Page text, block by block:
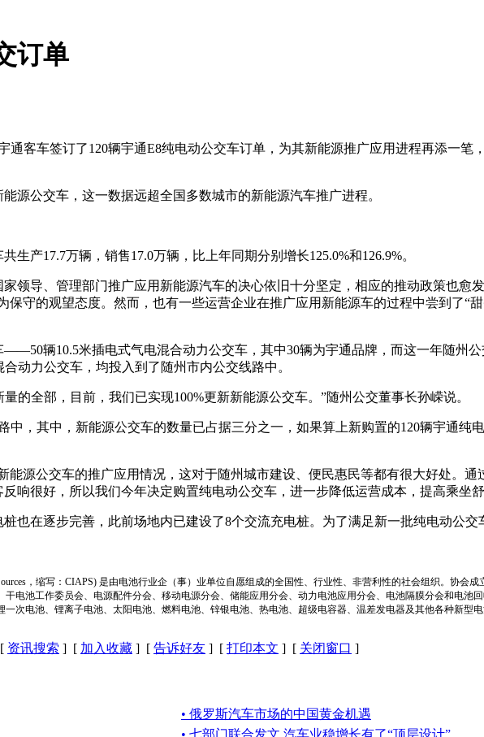
订单
客车签订了120辆宇通E8纯电动公交车订单，为其新能源推广应用进程再添一笔
源公交车，这一数据远超全国多数城市的新能源汽车推广进程。
产17.7万辆，销售17.0万辆，比上年同期分别增长125.0%和126.9%。
领导、管理部门推广应用新能源汽车的决心依旧十分坚定，相应的推动政策也愈
守的观望态度。然而，也有一些运营企业在推广应用新能源车的过程中尝到了“
辆10.5米插电式气电混合动力公交车，其中30辆为宇通品牌，而这一年随州
动力公交车，均投入到了随州市内公交线路中。
的全部，目前，我们已实现100%更新新能源公交车。”随州公交董事长孙嵘说。
中，其中，新能源公交车的数量已占据三分之一，如果算上新购置的120辆宇通纯
源公交车的推广应用情况，这对于随州城市建设、便民惠民等都有很大好处。
响很好，所以我们今年决定购置纯电动公交车，进一步降低运营成本，提高乘坐
也在逐步完善，此前场地内已建设了8个交流充电桩。为了满足新一批纯电动公
，缩写：CIAPS) 是由电池行业企（事）业单位自愿组成的全国性、行业性、非营利性的社会组织。协会
电池工作委员会、电源配件分会、移动电源分会、储能应用分会、动力电池应用分会、电池隔膜分会和电池回
次电池、锂离子电池、太阳电池、燃料电池、锌银电池、热电池、超级电容器、温差发电器及其他各种新型
[ 资讯搜索 ] [ 加入收藏 ] [ 告诉好友 ] [ 打印本文 ] [ 关闭窗口 ]
• 俄罗斯汽车市场的中国黄金机遇
• 七部门联合发文 汽车业稳增长有了“顶层设计”